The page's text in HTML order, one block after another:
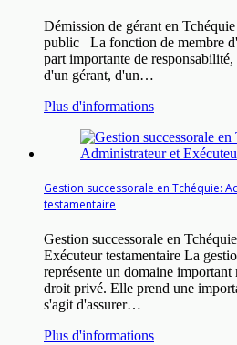
Démission de gérant en
public La fonction de membre
part importante de
d'un gérant, d'un…
Plus d'informations
Gestion successorale en Tchéquie:
testamentaire
Gestion successorale en
Exécuteur testamentaire La
représente un domaine
droit privé. Elle prend une
s'agit d'assurer…
Plus d'informations